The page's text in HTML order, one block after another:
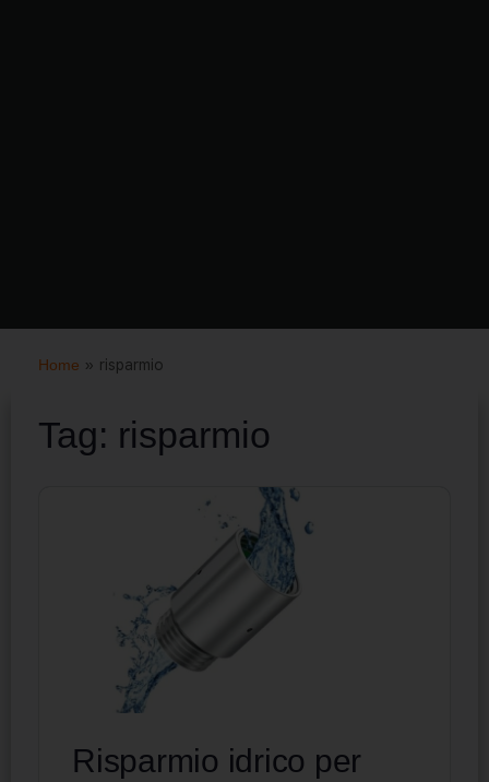
Home » risparmio
Tag: risparmio
Risparmio idrico per